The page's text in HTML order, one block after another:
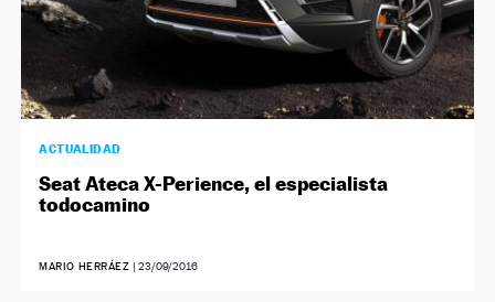
ACTUALIDAD
Seat Ateca X-Perience, el especialista
todocamino
MARIO HERRÁEZ | 23/09/2016